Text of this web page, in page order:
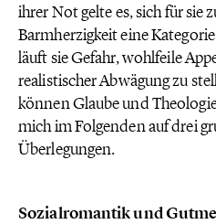
ihrer Not gelte es, sich für sie
Barmherzigkeit eine
läuft sie Gefahr, wohlfeile
realistischer Abwägung zu
können Glaube und
mich im Folgenden auf drei
Überlegungen.
Sozialromantik und